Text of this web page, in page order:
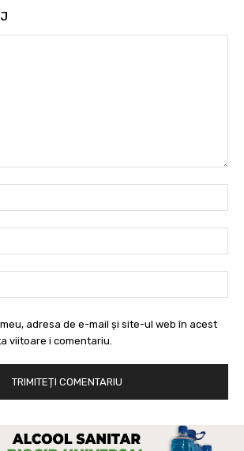
adresa de e-mail și site-ul web în acest
viitoare i comentariu.